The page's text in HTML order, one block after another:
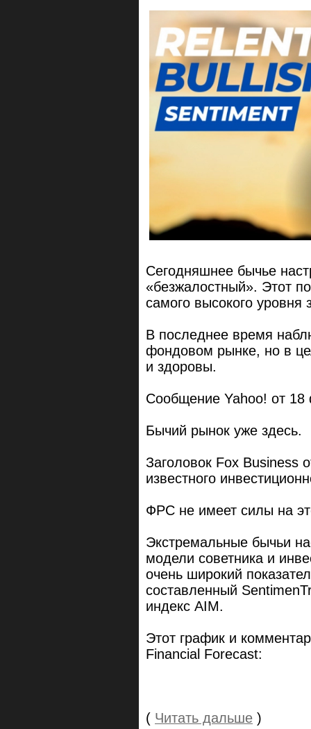
Сегодняшнее бычье
«безжалостный». Этот
самого высокого уровня
В последнее время
фондовом рынке, но в
и здоровы.
Сообщение Yahoo! от 18
Бычий рынок уже здесь.
Заголовок Fox Business
известного
ФРС не имеет силы на
Экстремальные бычьи
модели советника и
очень широкий
составленный
индекс AIM.
Этот график и
Financial Forecast:
( Читать дальше )